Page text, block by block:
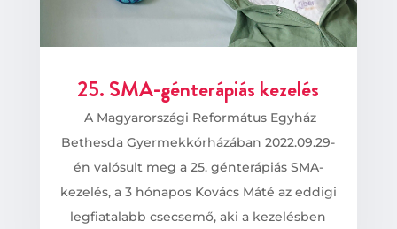
25. SMA-génterápiás kezelés
A Magyarországi Református Egyház
Bethesda Gyermekkórházában 2022.09.29-
én valósult meg a 25. génterápiás SMA-
kezelés, a 3 hónapos Kovács Máté az eddigi
legfiatalabb csecsemő, aki a kezelésben